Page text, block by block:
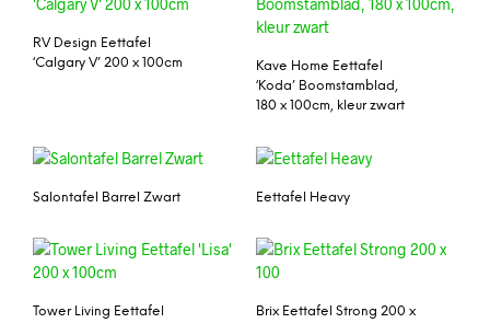
RV Design Eettafel
‘Calgary V’ 200 x 100cm
Kave Home Eettafel
‘Koda’ Boomstamblad,
180 x 100cm, kleur zwart
Salontafel Barrel Zwart Eettafel Heavy
Tower Living Eettafel
Brix Eettafel Strong 200 x